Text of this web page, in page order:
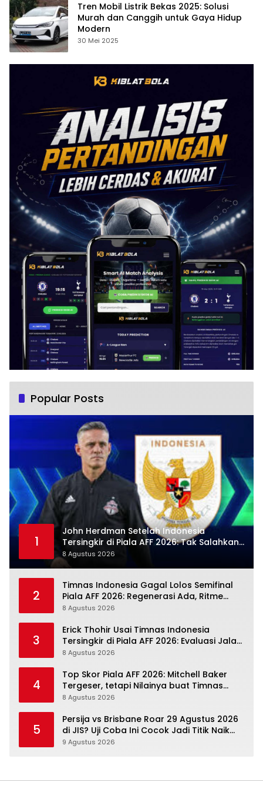
Tren Mobil Listrik Bekas 2025: Solusi
Murah dan Canggih untuk Gaya Hidup
Modern
30 Mei 2025
Popular Posts
1
John Herdman Setelah Indonesia
Tersingkir di Piala AFF 2026: Tak Salahkan
Wasit, Mitchell Baker Tetap Jadi Modal
8 Agustus 2026
2
Timnas Indonesia Gagal Lolos Semifinal
Piala AFF 2026: Regenerasi Ada, Ritme
Kompetisi Masih Harus Mengejar
8 Agustus 2026
3
Erick Thohir Usai Timnas Indonesia
Tersingkir di Piala AFF 2026: Evaluasi Jalan,
Agenda Berikutnya Sudah Dekat
8 Agustus 2026
4
Top Skor Piala AFF 2026: Mitchell Baker
Tergeser, tetapi Nilainya buat Timnas
Indonesia Justru Naik
8 Agustus 2026
5
Persija vs Brisbane Roar 29 Agustus 2026
di JIS? Uji Coba Ini Cocok Jadi Titik Naik
Macan Kemayoran
9 Agustus 2026